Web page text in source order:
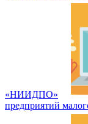
«НИИДПО»
предприятий